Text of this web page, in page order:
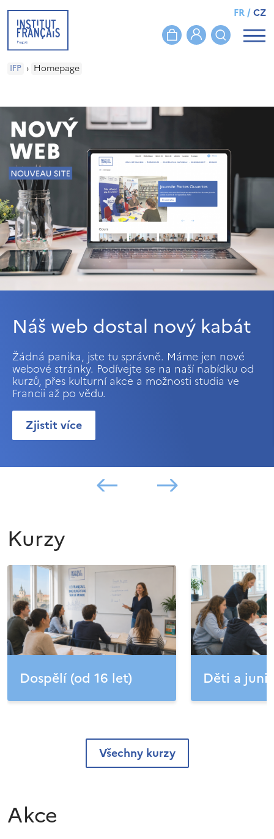
FR/CZ
IFP › Homepage
Náš web dostal nový kabát
Žádná panika, jste tu správně. Máme jen nové
webové stránky. Podívejte se na naší nabídku od
kurzů, přes kulturní akce a možnosti studia ve
Francii až po vědu.
Zjistit více
Kurzy
Dospělí (od 16 let) Děti a
Všechny kurzy
Akce